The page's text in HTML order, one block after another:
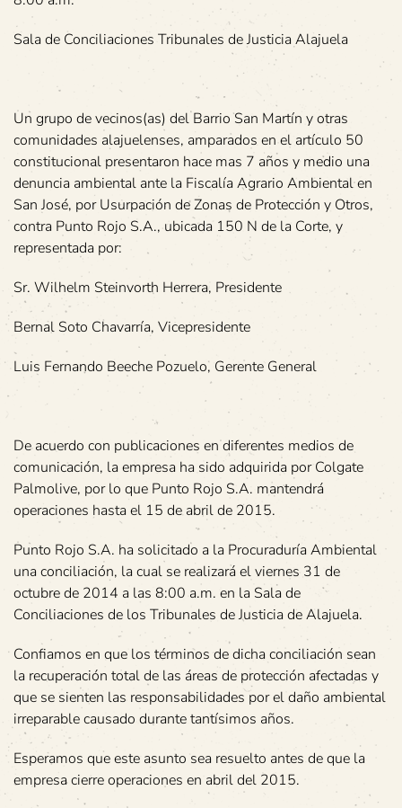
Sala de Conciliaciones Tribunales de Justicia Alajuela
Un grupo de vecinos(as) del Barrio San Martín y otras
comunidades alajuelenses, amparados en el artículo 50
constitucional presentaron hace mas 7 años y medio una
denuncia ambiental ante la Fiscalía Agrario Ambiental en
San José, por Usurpación de Zonas de Protección y Otros,
contra Punto Rojo S.A., ubicada 150 N de la Corte, y
representada por:
Sr. Wilhelm Steinvorth Herrera, Presidente
Bernal Soto Chavarría, Vicepresidente
Luis Fernando Beeche Pozuelo, Gerente General
De acuerdo con publicaciones en diferentes medios de
comunicación, la empresa ha sido adquirida por Colgate
Palmolive, por lo que Punto Rojo S.A. mantendrá
operaciones hasta el 15 de abril de 2015.
Punto Rojo S.A. ha solicitado a la Procuraduría Ambiental
una conciliación, la cual se realizará el viernes 31 de
octubre de 2014 a las 8:00 a.m. en la Sala de
Conciliaciones de los Tribunales de Justicia de Alajuela.
Confiamos en que los términos de dicha conciliación sean
la recuperación total de las áreas de protección afectadas y
que se sienten las responsabilidades por el daño ambiental
irreparable causado durante tantísimos años.
Esperamos que este asunto sea resuelto antes de que la
empresa cierre operaciones en abril del 2015.